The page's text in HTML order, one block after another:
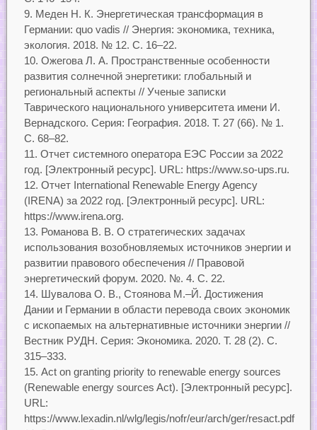
Меден Н. К. Энергетическая трансформация в
Германии: quo vadis // Энергия: экономика, техника,
экология. 2018. № 12. С. 16–22.
Ожегова Л. А. Пространственные особенности
развития солнечной энергетики: глобальный и
региональный аспекты // Ученые записки
Таврического национального университета имени И.
Вернадского. Серия: География. 2018. Т. 27 (66). № 1.
С. 68–82.
Отчет системного оператора ЕЭС России за 2022
год. [Электронный ресурс]. URL: https://www.so-ups.ru.
Отчет International Renewable Energy Agency
(IRENA) за 2022 год. [Электронный ресурс]. URL:
https://www.irena.org.
Романова В. В. О стратегических задачах
использования возобновляемых источников энергии и
развитии правового обеспечения // Правовой
энергетический форум. 2020. №. 4. С. 22.
Шувалова О. В., Стоянова М.–Й. Достижения
Дании и Германии в области перевода своих экономик
с ископаемых на альтернативные источники энергии //
Вестник РУДН. Серия: Экономика. 2020. Т. 28 (2). С.
315–333.
Act on granting priority to renewable energy sources
(Renewable energy sources Act). [Электронный ресурс].
URL:
https://www.lexadin.nl/wlg/legis/nofr/eur/arch/ger/resact.pdf